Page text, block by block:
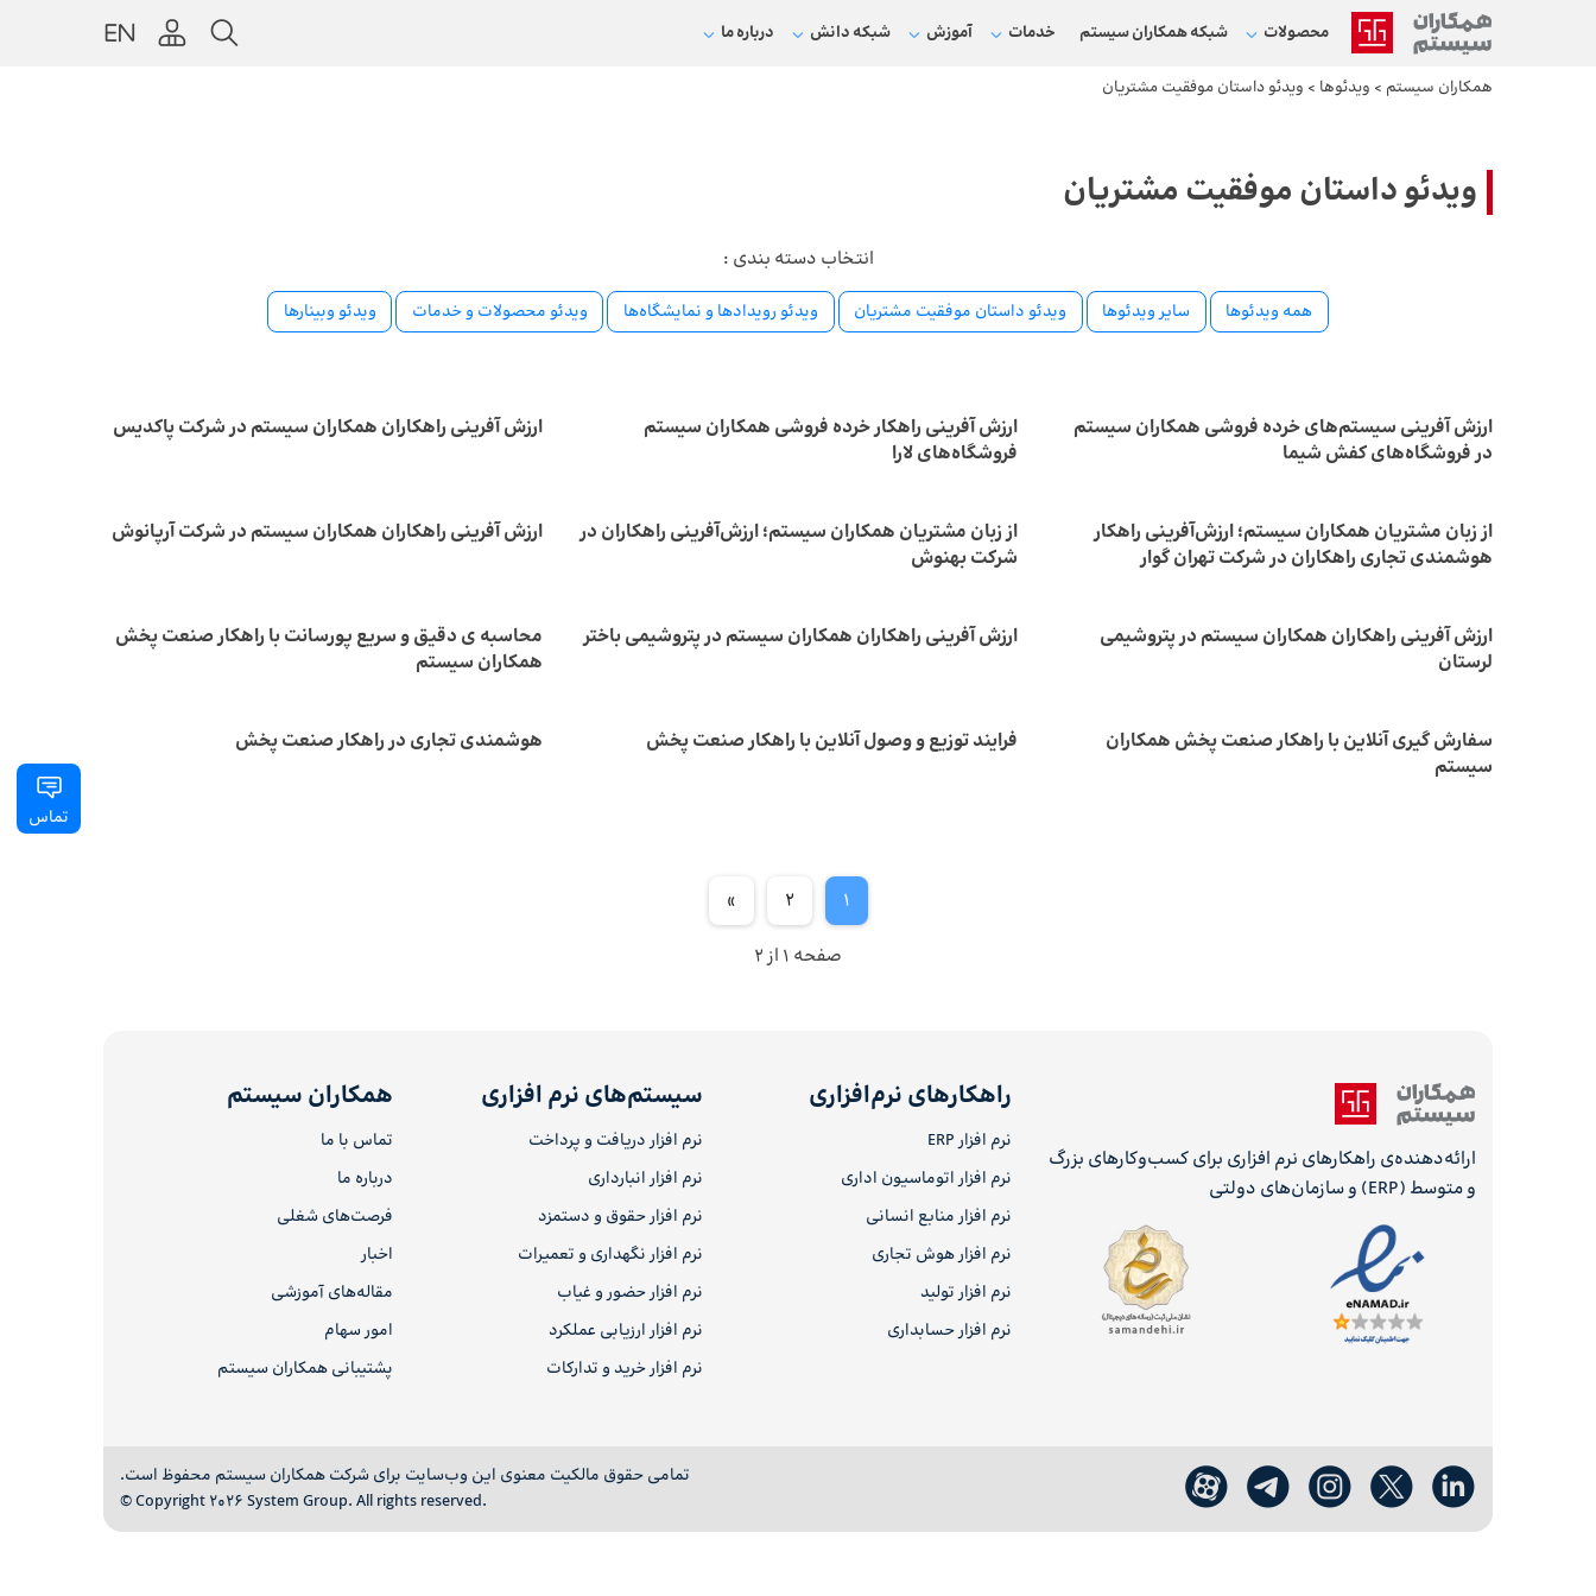
محصولات شبکه‌ همکاران سیستم خدمات آموزش شبکه دانش درباره ما
همکاران سیستم > ویدئوها > ویدئو داستان موفقیت مشتریان
ویدئو داستان موفقیت مشتریان
انتخاب دسته بندی :
همه ویدئوها سایر ویدئوها ویدئو داستان موفقیت مشتریان ویدئو رویدادها و نمایشگاه‌ها ویدئو محصولات و خدمات ویدئو وبینارها
ارزش آفرینی سیستم‌های خرده فروشی همکاران سیستم
در فروشگاه‌های کفش شیما
ارزش آفرینی راهکار خرده فروشی همکاران سیستم
فروشگاه‌های لارا
ارزش آفرینی راهکاران همکاران سیستم در شرکت پاکدیس
از زبان مشتریان همکاران سیستم؛ ارزش‌آفرینی راهکار
هوشمندی تجاری راهکاران در شرکت تهران گوار
از زبان مشتریان همکاران سیستم؛ ارزش‌آفرینی راهکاران در
شرکت بهنوش
ارزش آفرینی راهکاران همکاران سیستم در شرکت آرپانوش
ارزش آفرینی راهکاران همکاران سیستم در پتروشیمی
لرستان
ارزش آفرینی راهکاران همکاران سیستم در پتروشیمی باختر
محاسبه ی دقیق و سریع پورسانت با راهکار صنعت پخش
همکاران سیستم
سفارش گیری آنلاین با راهکار صنعت پخش همکاران
سیستم
فرایند توزیع و وصول آنلاین با راهکار صنعت پخش هوشمندی تجاری در راهکار صنعت پخش
1
2
»
صفحه 1 از 2
ارائه‌دهنده‌ی راهکارهای نرم افزاری برای کسب‌وکارهای بزرگ
و متوسط (ERP) و سازمان‌های دولتی
راهکارهای نرم‌افزاری
نرم افزار ERP
نرم افزار اتوماسیون اداری
نرم افزار منابع انسانی
نرم افزار هوش تجاری
نرم افزار تولید
نرم افزار حسابداری
سیستم‌های نرم افزاری
نرم افزار دریافت و پرداخت
نرم افزار انبارداری
نرم افزار حقوق و دستمزد
نرم افزار نگهداری و تعمیرات
نرم افزار حضور و غیاب
نرم افزار ارزیابی عملکرد
نرم افزار خرید و تدارکات
همکاران سیستم
تماس با ما
درباره ما
فرصت‌های شغلی
اخبار
مقاله‌های آموزشی
امور سهام
پشتیبانی همکاران سیستم
تمامی حقوق مالکیت معنوی این وب‌سایت برای شرکت همکاران سیستم محفوظ است.
© Copyright 2026 System Group. All rights reserved.
تماس